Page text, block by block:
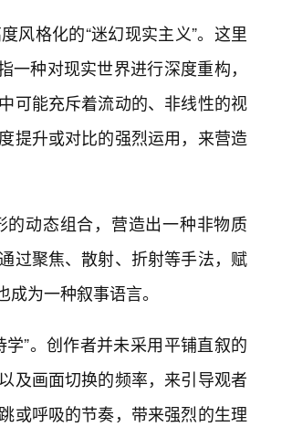
风格化的“迷幻现实主义”。这里
种对现实世界进行深度重构，
可能充斥着流动的、非线性的视
提升或对比的强烈运用，来营造
动态组合，营造出一种非物质
过聚焦、散射、折射等手法，赋
为一种叙事语言。
”。创作者并未采用平铺直叙的
及画面切换的频率，来引导观者
或呼吸的节奏，带来强烈的生理